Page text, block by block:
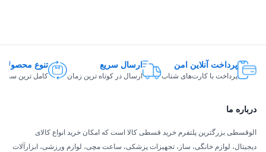
پرداخت آنلاین امن
پرداخت با کارت‌های شتاب
ارسال سریع
ارسال در کوتاه ترین زمان
تنوع
کامل ترین سبد
درباره ما
الوقسطی بزرگترین پلتفرم خرید قسطی کالا است که امکان خرید انواع کالای
دیجیتال، لوازم خانگی، ساز، تجهیزات پزشکی، ساعت مچی، لوازم ورزشی، ابزارآلات